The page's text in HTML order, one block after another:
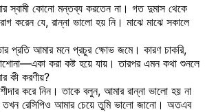
স্বামী কোনো মন্তব্য করতেন না। গত দুমাস থেকে
করেন যে, রান্না ভালো হয় নি। মাঝে মাঝে সকালে
প্রতি আমার মনে প্রচুর ক্ষোভ জমে। কারণ চাকরি,
করা কষ্ট হয়ে যায়। তারপর এমন কথা শুনলে
কী করণীয়?
করে নিন। তাকে বলুন, আমার রান্না ভালো হয় না
তখন রেসিপিও আমার চেয়ে তুমি ভালো জানো। অতএব